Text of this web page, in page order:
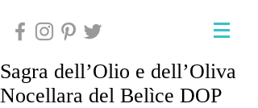
Sagra dell’Olio e dell’Oliva
Nocellara del Belìce DOP